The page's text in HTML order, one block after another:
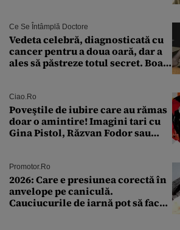
Ce Se Întâmplă Doctore
Vedeta celebră, diagnosticată cu
cancer pentru a doua oară, dar a
ales să păstreze totul secret. Boala
Ciao.ro
Poveştile de iubire care au rămas
doar o amintire! Imagini tari cu
Gina Pistol, Răzvan Fodor sau
Promotor.ro
2026: Care e presiunea corectă în
anvelope pe caniculă.
Cauciucurile de iarnă pot să facă